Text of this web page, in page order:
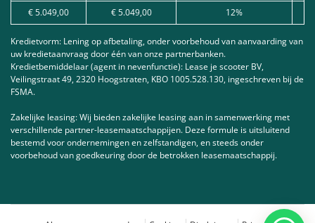
€ 5.049,00
€ 5.049,00 12%
Kredietvorm: Lening op afbetaling, onder voorbehoud van aanvaarding van
uw kredietaanvraag door één van onze partnerbanken.
Kredietbemiddelaar (agent in nevenfunctie): Lease je scooter BV,
Veilingstraat 49, 2320 Hoogstraten, KBO 1005.528.130, ingeschreven bij de
FSMA.
Zakelijke leasing: Wij bieden zakelijke leasing aan in samenwerking met
verschillende partner-leasemaatschappijen. Deze formule is uitsluitend
bestemd voor ondernemingen en zelfstandigen, en steeds onder
voorbehoud van goedkeuring door de betrokken leasemaatschappij.